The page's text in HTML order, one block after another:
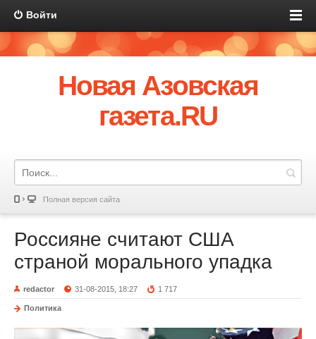
Войти
Новая Азовская
газета.RU
Полная версия сайта
Россияне считают США
страной морального упадка
redactor 31-08-2015, 18:27 1 717
Политика